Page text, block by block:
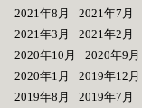
2021年8月
2021年7月
2021年3月
2021年2月
2020年10月
2020年9月
2020年1月
2019年12月
2019年8月
2019年7月